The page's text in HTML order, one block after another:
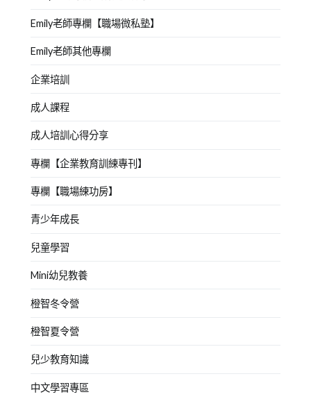
Emily老師專欄【職場微私塾】
Emily老師其他專欄
企業培訓
成人課程
成人培訓心得分享
專欄【企業教育訓練專刊】
專欄【職場練功房】
青少年成長
兒童學習
Mini幼兒教養
橙智冬令營
橙智夏令營
兒少教育知識
中文學習專區